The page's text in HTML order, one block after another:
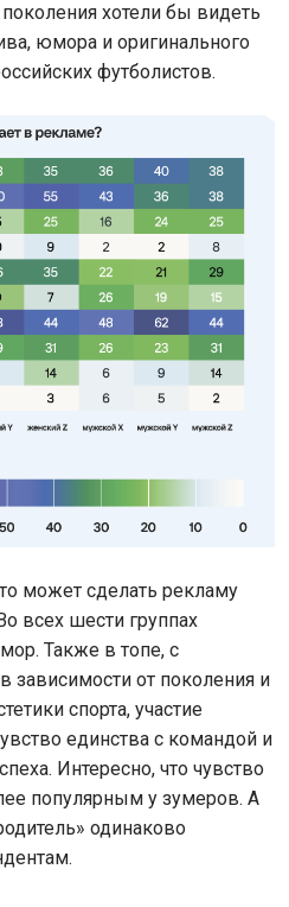
хотели бы видеть
юмора и оригинального
футболистов.
может сделать рекламу
всех шести группах
Также в топе, с
зависимости от поколения и
спорта, участие
единства с командой и
Интересно, что чувство
популярным у зумеров. А
одинаково